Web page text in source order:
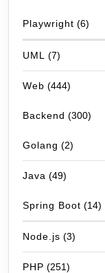
Playwright (6)
UML (7)
Web (444)
Backend (300)
Golang (2)
Java (49)
Spring Boot (14)
Node.js (3)
PHP (251)